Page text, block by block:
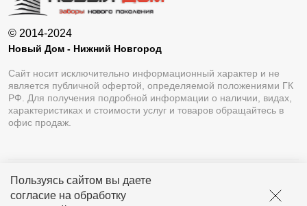
Пользуясь сайтом вы даете
согласие на обработку
© 2014-2024
Новый Дом - Нижний Новгород
Сайт носит исключительно информационный характер и не
является публичной офертой, определяемой положениями ГК
РФ. Для получения подробной информации о наличии, видах,
характеристиках и стоимости услуг и товаров обращайтесь в
офис продаж.
Разработка сайтаLukevium